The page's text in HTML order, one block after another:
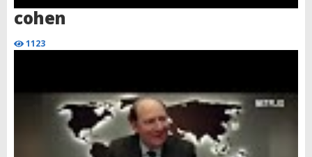
cohen
1123